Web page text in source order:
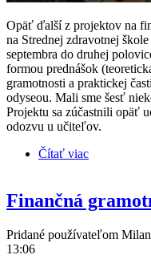
Opäť ďalší z projektov na
na Strednej zdravotnej
septembra do druhej
formou prednášok
gramotnosti a praktickej
odyseou. Mali sme šesť
Projektu sa zúčastnili opäť
odozvu u učiteľov.
Čítať viac
Finančná
Pridané používateľom
13:06